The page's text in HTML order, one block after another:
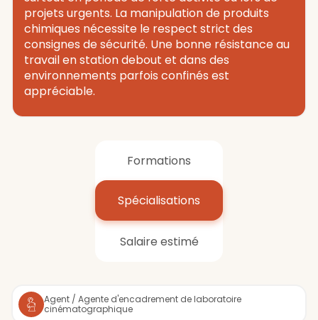
projets urgents. La manipulation de produits
chimiques nécessite le respect strict des
consignes de sécurité. Une bonne résistance au
travail en station debout et dans des
environnements parfois confinés est
appréciable.
Formations
Spécialisations
Salaire estimé
Agent / Agente d'encadrement de laboratoire
cinématographique